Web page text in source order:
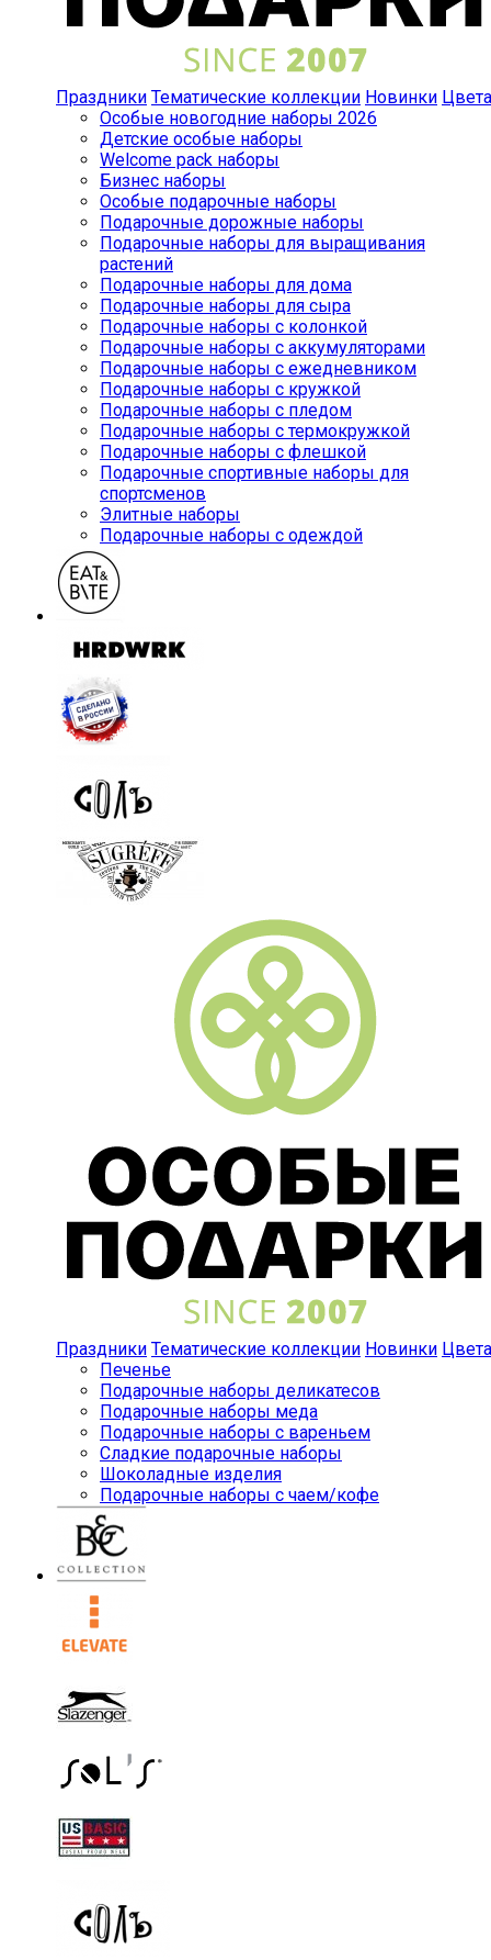
Праздники Тематические коллекции Новинки Цвета
Особые новогодние наборы 2026
Детские особые наборы
Welcome pack наборы
Бизнес наборы
Особые подарочные наборы
Подарочные дорожные наборы
Подарочные наборы для выращивания
растений
Подарочные наборы для дома
Подарочные наборы для сыра
Подарочные наборы с колонкой
Подарочные наборы с аккумуляторами
Подарочные наборы с ежедневником
Подарочные наборы с кружкой
Подарочные наборы с пледом
Подарочные наборы с термокружкой
Подарочные наборы с флешкой
Подарочные спортивные наборы для
спортсменов
Элитные наборы
Подарочные наборы с одеждой
Праздники Тематические коллекции Новинки Цвета
Печенье
Подарочные наборы деликатесов
Подарочные наборы меда
Подарочные наборы с вареньем
Сладкие подарочные наборы
Шоколадные изделия
Подарочные наборы с чаем/кофе